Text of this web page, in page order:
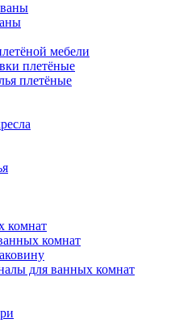
мебели
плетёные
плетёные
комнат
комнат
для ванных комнат